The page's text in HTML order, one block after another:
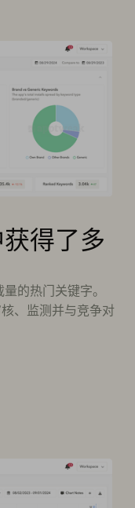
得了多
的热门关键字。
、监测并与竞争对